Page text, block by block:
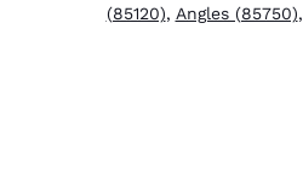
(85120), Angles (85750),